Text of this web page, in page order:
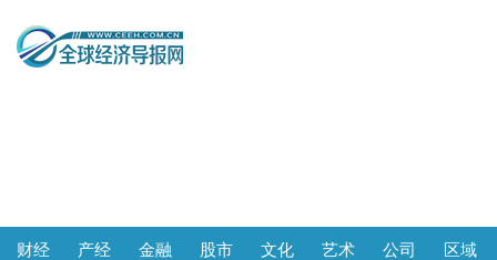
财经 产经 金融 股市 文化 艺术 公司
区域